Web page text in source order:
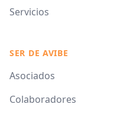
Servicios
SER DE AVIBE
Asociados
Colaboradores